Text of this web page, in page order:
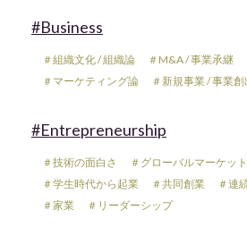
#Business
＃組織文化 / 組織論 ＃M&A / 事業承継
＃マーケティング論
＃新規事業 / 事業創
#Entrepreneurship
＃技術の面白さ ＃グローバルマーケット
＃学生時代から起業
＃共同創業 ＃連
＃家業
＃リーダーシップ